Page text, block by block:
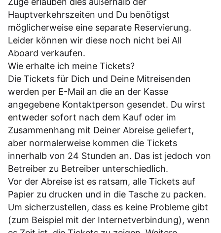
Hauptverkehrszeiten und Du benötigst
möglicherweise eine separate Reservierung.
Leider können wir diese noch nicht bei All
Aboard verkaufen.
Wie erhalte ich meine Tickets?
Die Tickets für Dich und Deine Mitreisenden
werden per E-Mail an die an der Kasse
angegebene Kontaktperson gesendet. Du wirst
entweder sofort nach dem Kauf oder im
Zusammenhang mit Deiner Abreise geliefert,
aber normalerweise kommen die Tickets
innerhalb von 24 Stunden an. Das ist jedoch von
Betreiber zu Betreiber unterschiedlich.
Vor der Abreise ist es ratsam, alle Tickets auf
Papier zu drucken und in die Tasche zu packen.
Um sicherzustellen, dass es keine Probleme gibt
(zum Beispiel mit der Internetverbindung), wenn